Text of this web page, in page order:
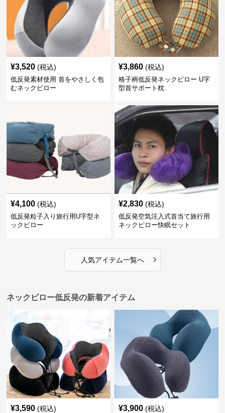
¥3,520 (税込)
低反発素材使用 首をやさしく包
むネックピロー
¥3,860 (税込)
格子柄低反発ネックピロー U字
型首サポート枕
¥4,100 (税込)
低反発粒子入り旅行用U字型ネ
ックピロー
¥2,830 (税込)
低反発空気注入式首当て旅行用
ネックピロー快眠セット
人気アイテム一覧へ ›
ネックピロー低反発の新着アイテム
¥3,590 (税込) ¥3,900 (税込)